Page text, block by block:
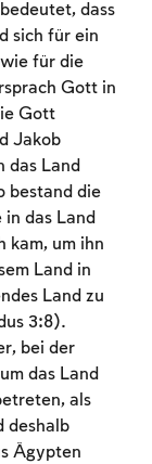
dass
sich für ein
für die
Gott in
Gott
Jakob
das Land
bestand die
in das Land
kam, um ihn
Land in
Land zu
3:8).
bei der
das Land
als
deshalb
Ägypten